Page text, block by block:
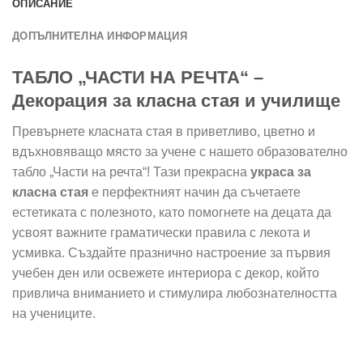
ОПИСАНИЕ
ДОПЪЛНИТЕЛНА ИНФОРМАЦИЯ
ТАБЛО „ЧАСТИ НА РЕЧТА“ –
Декорация за класна стая и училище
Превърнете класната стая в приветливо, цветно и
вдъхновяващо място за учене с нашето образователно
табло „Части на речта“! Тази прекрасна украса за
класна стая е перфектният начин да съчетаете
естетиката с полезното, като помогнете на децата да
усвоят важните граматически правила с лекота и
усмивка. Създайте празнично настроение за първия
учебен ден или освежете интериора с декор, който
привлича вниманието и стимулира любознателността
на учениците.